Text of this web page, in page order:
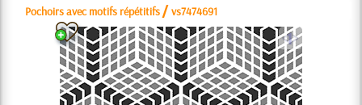
Pochoirs avec motifs répétitifs /vs7474691
a